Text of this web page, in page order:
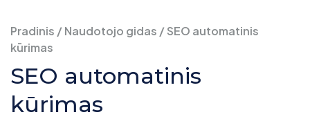
Pradinis /Naudotojo gidas /SEO automatinis
kūrimas
SEO automatinis
kūrimas